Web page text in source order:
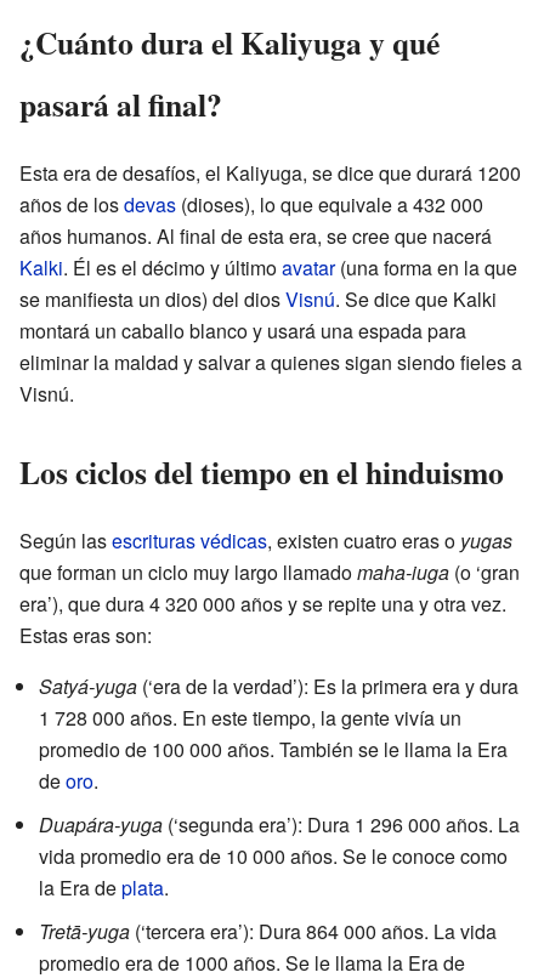
¿Cuánto dura el Kaliyuga y qué
pasará al final?
Esta era de desafíos, el Kaliyuga, se dice que durará 1200
años de losdevas (dioses), lo que equivale a 432 000
años humanos. Al final de esta era, se cree que nacerá
Kalki. Él es el décimo y últimoavatar(una forma en la que
se manifiesta un dios) del diosVisnú. Se dice que Kalki
montará un caballo blanco y usará una espada para
eliminar la maldad y salvar a quienes sigan siendo fieles a
Visnú.
Los ciclos del tiempo en el hinduismo
Según lasescrituras védicas, existen cuatro eras o yugas
que forman un ciclo muy largo llamadomaha-iuga (o ‘gran
era’), que dura 4 320 000 años y se repite una y otra vez.
Estas eras son:
Satyá-yuga (‘era de la verdad’): Es la primera era y dura
1 728 000 años. En este tiempo, la gente vivía un
promedio de 100 000 años. También se le llama la Era
deoro.
Duapára-yuga (‘segunda era’): Dura 1 296 000 años. La
vida promedio era de 10 000 años. Se le conoce como
la Era deplata.
Tretā-yuga (‘tercera era’): Dura 864 000 años. La vida
promedio era de 1000 años. Se le llama la Era de